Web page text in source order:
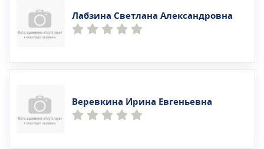
Лабзина Светлана Александровна
Веревкина Ирина Евгеньевна